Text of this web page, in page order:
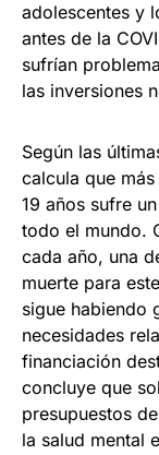
adolescentes y
antes de la
sufrían
las inversiones
Según las
calcula que
19 años sufre
todo el mundo.
cada año, una
muerte para
sigue habiendo
necesidades
financiación
concluye que
presupuestos
la salud mental